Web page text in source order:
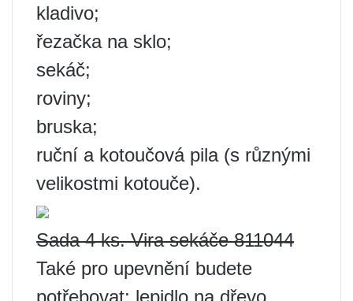
kladivo;
řezačka na sklo;
sekáč;
roviny;
bruska;
ruční a kotoučová pila (s různými
velikostmi kotouče).
Sada 4 ks. Vira sekáče 811044
Také pro upevnění budete